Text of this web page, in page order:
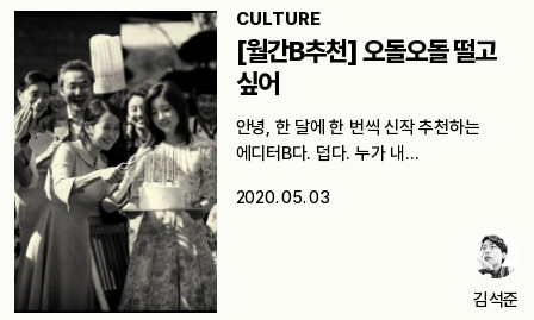
CULTURE
[월간B추천] 오돌오돌 떨고
싶어
안녕, 한 달에 한 번씩 신작 추천하는
에디터B다. 덥다. 누가 내…
2020. 05. 03
김석준